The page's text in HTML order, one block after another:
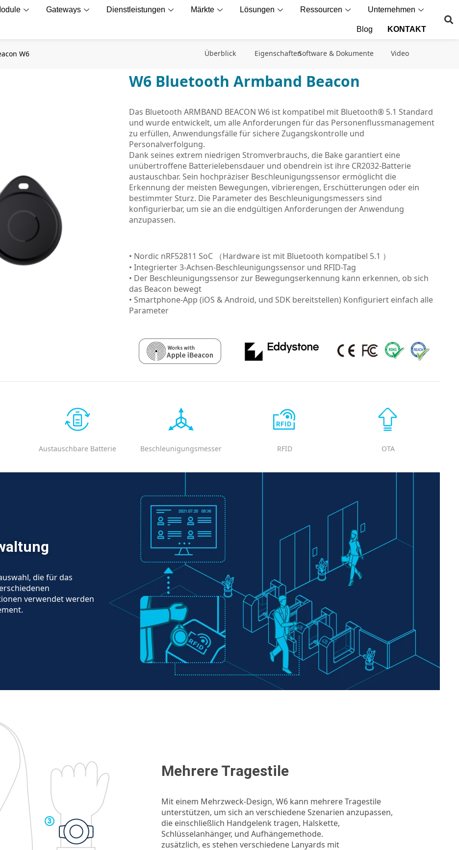
Gateways Dienstleistungen Märkte Lösungen Ressourcen Unternehmen
Blog KONTAKT
W6 Überblick EigenschaftenSoftware & Dokumente Video
W6 Bluetooth Armband Beacon
Das Bluetooth ARMBAND BEACON W6 ist kompatibel mit Bluetooth® 5.1 Standard
und wurde entwickelt, um alle Anforderungen für das Personenflussmanagement
zu erfüllen, Anwendungsfälle für sichere Zugangskontrolle und
Personalverfolgung.
Dank seines extrem niedrigen Stromverbrauchs, die Bake garantiert eine
unübertroffene Batterielebensdauer und obendrein ist ihre CR2032-Batterie
austauschbar. Sein hochpräziser Beschleunigungssensor ermöglicht die
Erkennung der meisten Bewegungen, vibrierengen, Erschütterungen oder ein
bestimmter Sturz. Die Parameter des Beschleunigungsmessers sind
konfigurierbar, um sie an die endgültigen Anforderungen der Anwendung
anzupassen.
• Nordic nRF52811 SoC （Hardware ist mit Bluetooth kompatibel 5.1 ）
• Integrierter 3-Achsen-Beschleunigungssensor und RFID-Tag
• Der Beschleunigungssensor zur Bewegungserkennung kann erkennen, ob sich
das Beacon bewegt
• Smartphone-App (iOS & Android, und SDK bereitstellen) Konfiguriert einfach alle
Parameter
Austauschbare Batterie Beschleunigungsmesser RFID OTA
die für das
verwendet werden
Mehrere Tragestile
Mit einem Mehrzweck-Design, W6 kann mehrere Tragestile
unterstützen, um sich an verschiedene Szenarien anzupassen,
die einschließlich Handgelenk tragen, Halskette,
Schlüsselanhänger, und Aufhängemethode.
zusätzlich, es stehen verschiedene Lanyards mit